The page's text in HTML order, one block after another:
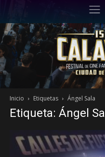
Inicio Etiquetas Ángel Sala
Etiqueta: Ángel